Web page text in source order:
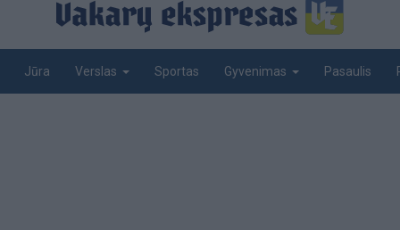
Jūra Verslas Sportas Gyvenimas Pasaulis